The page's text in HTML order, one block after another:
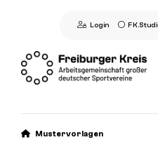
Login
Mustervorlagen
Aktuelles